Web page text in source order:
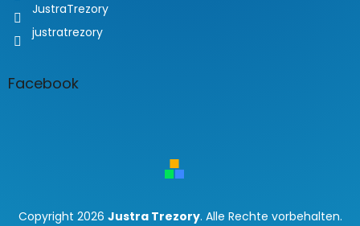
JustraTrezory
justratrezory
Facebook
Copyright 2026 Justra Trezory. Alle Rechte vorbehalten.